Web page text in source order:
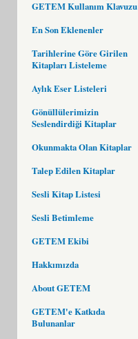
GETEM Kullanım Klavuzu
En Son Eklenenler
Tarihlerine Göre Girilen
Kitapları Listeleme
Aylık Eser Listeleri
Gönüllülerimizin
Seslendirdiği Kitaplar
Okunmakta Olan Kitaplar
Talep Edilen Kitaplar
Sesli Kitap Listesi
Sesli Betimleme
GETEM Ekibi
Hakkımızda
About GETEM
GETEM'e Katkıda
Bulunanlar